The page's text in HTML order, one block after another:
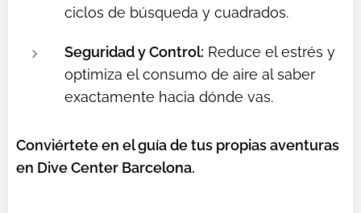
ciclos de búsqueda y cuadrados.
Seguridad y Control: Reduce el estrés y
optimiza el consumo de aire al saber
exactamente hacia dónde vas.
Conviértete en el guía de tus propias aventuras
en Dive Center Barcelona.